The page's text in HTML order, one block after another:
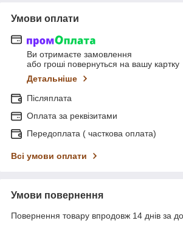
Умови оплати
Ви отримаєте замовлення
або гроші повернуться на вашу картку
Детальніше
Післяплата
Оплата за реквізитами
Передоплата ( часткова оплата)
Всі умови оплати
Умови повернення
Повернення товару впродовж 14 днів за